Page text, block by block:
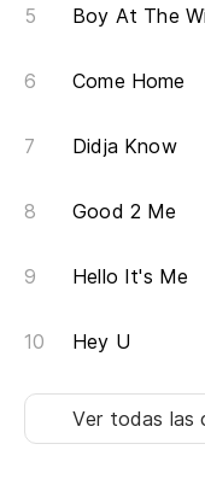
Boy At The
Come Home
Didja Know
Good 2 Me
Hello It's Me
Hey U
Ver todas las